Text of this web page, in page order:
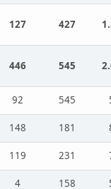
127 427
446 545
92 545
148 181
119 231
4 158